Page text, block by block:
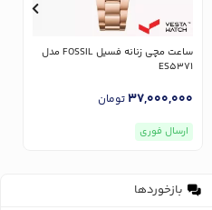
ساعت مچی زنانه فسیل FOSSIL مدل
ES5371
37,000,000تومان
ارسال فوری
بازخوردها